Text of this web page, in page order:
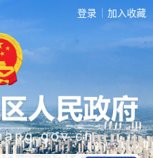
登录 加入收藏